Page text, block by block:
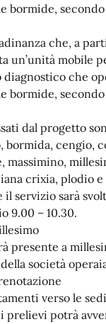
bormide,
che, a
un’unità mobile
che
bormide,
dal progetto
bormida, cengio,
massimino,
crixia, plodio
il servizio sarà
9.00 – 10.30.
presente a
società
verso le
prelievi potrà